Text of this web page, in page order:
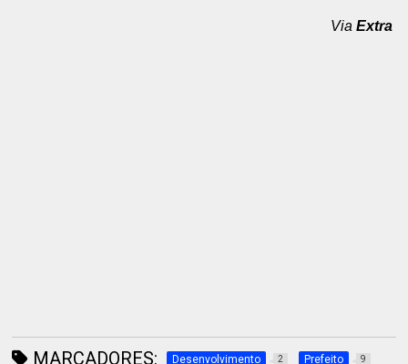
Via Extra
MARCADORES: Desenvolvimento 2 Prefeito 9